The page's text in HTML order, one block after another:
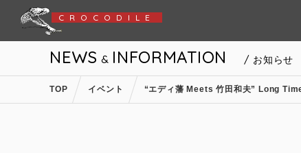
CROCODILE
NEWS & INFORMATION / お知らせ
TOP イベント “エディ藩 Meets 竹田和夫” Long